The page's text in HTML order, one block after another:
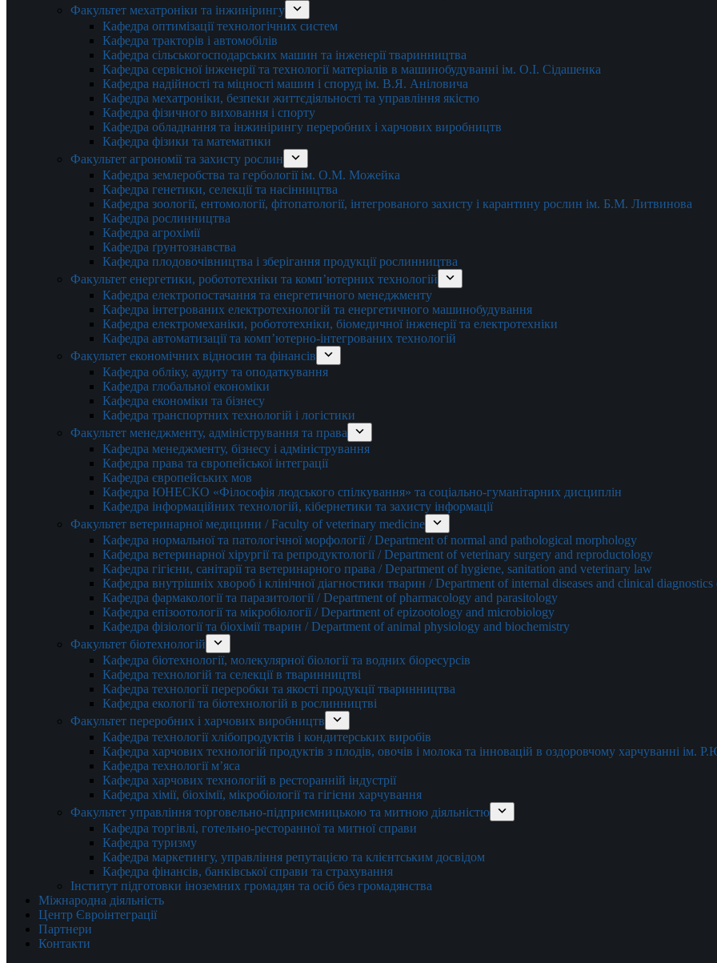
Факультет мехатроніки та інжинірингу
Кафедра оптимізації технологічних систем
Кафедра тракторів і автомобілів
Кафедра сільськогосподарських машин та інженерії тваринництва
Кафедра cервісної інженерії та технології матеріалів в машинобудуванні ім. О.І. Сідашенка
Кафедра надійності та міцності машин і споруд ім. В.Я. Аніловича
Кафедра мехатроніки, безпеки життєдіяльності та управління якістю
Кафедра фізичного виховання і спорту
Кафедра обладнання та інжинірингу переробних і харчових виробництв
Кафедра фізики та математики
Факультет агрономії та захисту рослин
Кафедра землеробства та гербології ім. О.М. Можейка
Кафедра генетики, селекції та насінництва
Кафедра зоології, ентомології, фітопатології, інтегрованого захисту і карантину рослин ім. Б.М. Литвинова
Кафедра рослинництва
Кафедра агрохімії
Кафедра ґрунтознавства
Кафедра плодовочівництва і зберігання продукції рослинництва
Факультет енергетики, робототехніки та комп’ютерних технологій
Кафедра електропостачання та енергетичного менеджменту
Кафедра інтегрованих електротехнологій та енергетичного машинобудування
Кафедра електромеханіки, робототехніки, біомедичної інженерії та електротехніки
Кафедра автоматизації та комп’ютерно-інтегрованих технологій
Факультет економічних відносин та фінансів
Кафедра обліку, аудиту та оподаткування
Кафедра глобальної економіки
Кафедра економіки та бізнесу
Кафедра транспортних технологій і логістики
Факультет менеджменту, адміністрування та права
Кафедра менеджменту, бізнесу і адміністрування
Кафедра права та європейської інтеграції
Кафедра європейських мов
Кафедра ЮНЕСКО «Філософія людського спілкування» та соціально-гуманітарних дисциплін
Кафедра інформаційних технологій, кібернетики та захисту інформації
Факультет ветеринарної медицини / Faculty of veterinary medicine
Кафедра нормальної та патологічної морфології / Department of normal and pathological morphology
Кафедра ветеринарної хірургії та репродуктології / Department of veterinary surgery and reproductology
Кафедра гігієни, санітарії та ветеринарного права / Department of hygiene, sanitation and veterinary law
Кафедра внутрішніх хвороб і клінічної діагностики тварин / Department of internal diseases and clinical
Кафедра фармакології та паразитології / Department of pharmacology and parasitology
Кафедра епізоотології та мікробіології / Department of epizootology and microbiology
Кафедра фізіології та біохімії тварин / Department of animal physiology and biochemistry
Факультет біотехнологій
Кафедра біотехнології, молекулярної біології та водних біоресурсів
Кафедра технологій та селекції в тваринництві
Кафедра технології переробки та якості продукції тваринництва
Кафедра екології та біотехнологій в рослинництві
Факультет переробних і харчових виробництв
Кафедра технології хлібопродуктів і кондитерських виробів
Кафедра харчових технологій продуктів з плодів, овочів і молока та інновацій в оздоровчому харчуванні ім.
Кафедра технології м’яса
Кафедра харчових технологій в ресторанній індустрії
Кафедра хімії, біохімії, мікробіології та гігієни харчування
Факультет управління торговельно-підприємницькою та митною діяльністю
Кафедра торгівлі, готельно-ресторанної та митної справи
Кафедра туризму
Кафедра маркетингу, управління репутацією та клієнтським досвідом
Кафедра фінансів, банківської справи та страхування
Інститут підготовки іноземних громадян та осіб без громадянства
Міжнародна діяльність
Центр Євроінтеграції
Партнери
Контакти